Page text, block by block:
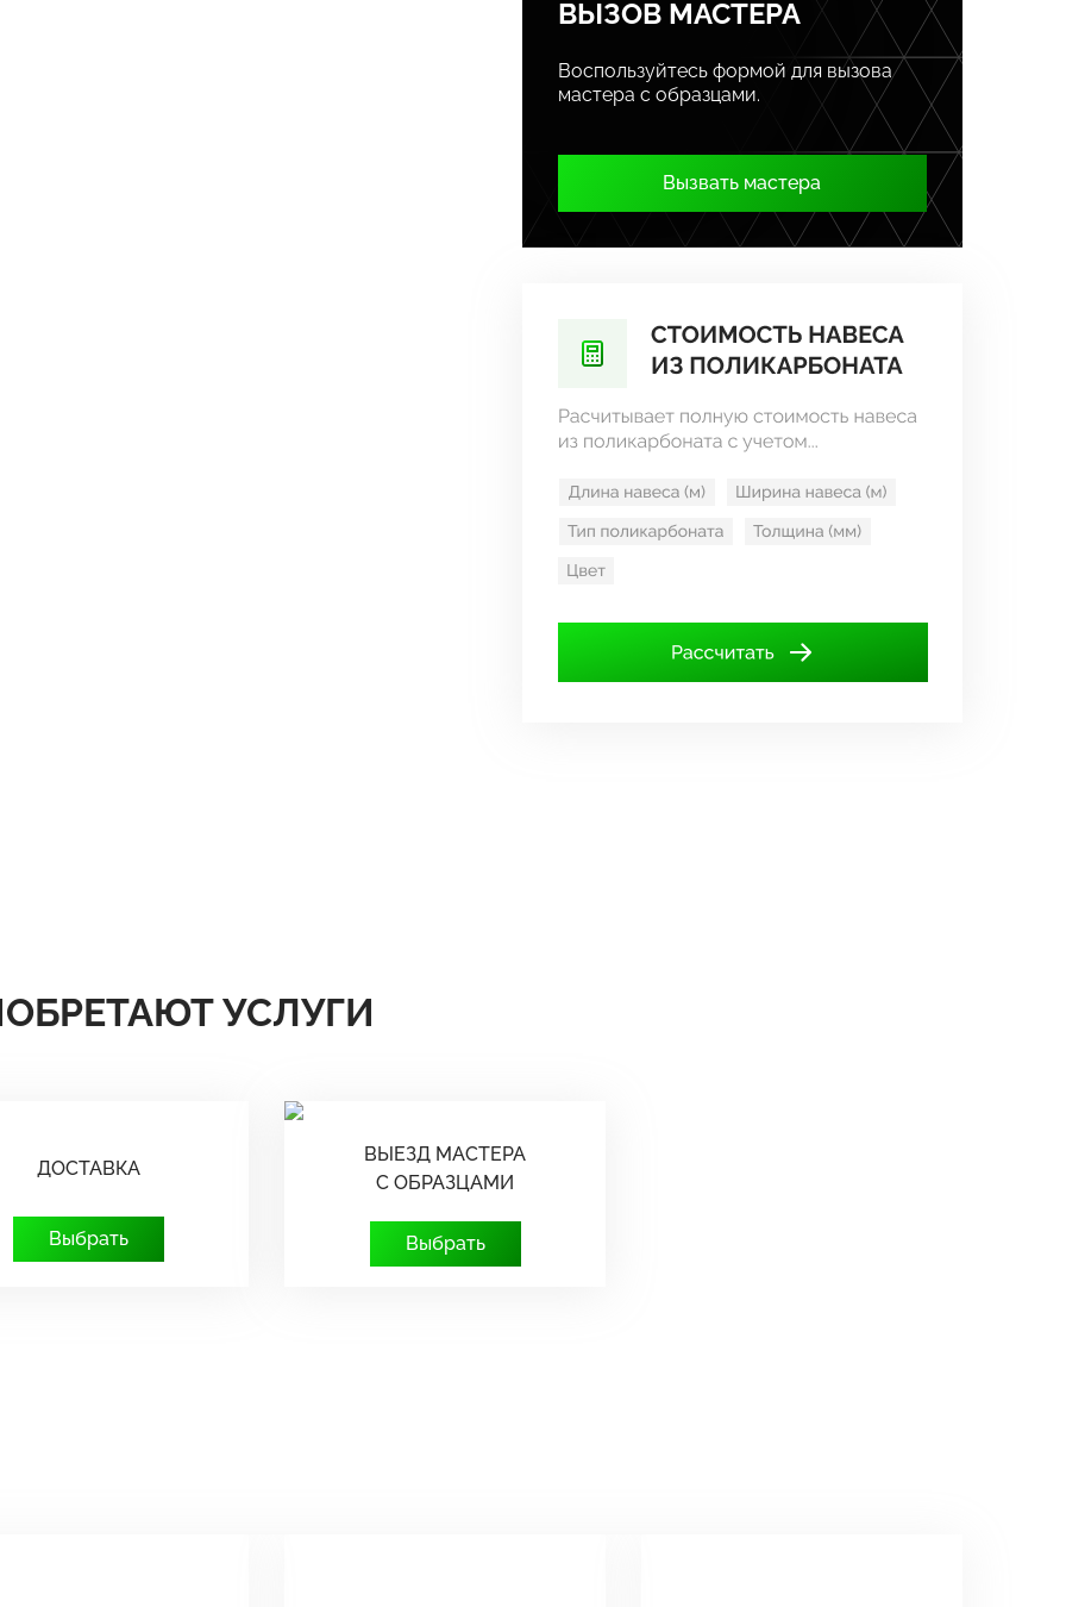
ВЫЗОВ МАСТЕРА
Воспользуйтесь формой для вызова
мастера с образцами.
Вызвать мастера
УСЛУГИ
ДОСТАВКА
Выбрать
ВЫЕЗД МАСТЕРА
С ОБРАЗЦАМИ
Выбрать